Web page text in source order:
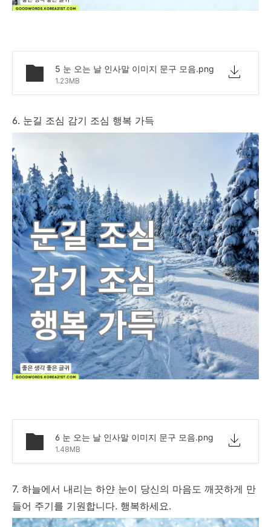
5 눈 오는 날 인사말 이미지 문구 모음.png
1.23MB
6. 눈길 조심 감기 조심 행복 가득
6 눈 오는 날 인사말 이미지 문구 모음.png
1.48MB
7. 하늘에서 내리는 하얀 눈이 당신의 마음도 깨끗하게 만
들어 주기를 기원합니다. 행복하세요.